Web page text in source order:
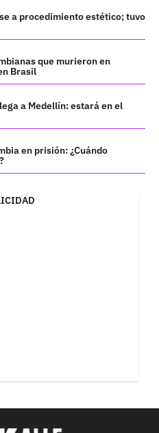
a procedimiento estético; tuvo
que murieron en
Brasil
a Medellín: estará en el
en prisión: ¿Cuándo